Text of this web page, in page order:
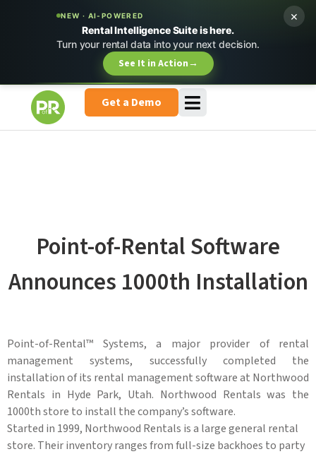
NEW · AI-POWERED
Rental Intelligence Suite is here.
Turn your rental data into your next decision.
See It in Action→
×
Get a Demo
Point-of-Rental Software
Announces 1000th Installation
Point-of-Rental™ Systems, a major provider of rental
management systems, successfully completed the
installation of its rental management software at Northwood
Rentals in Hyde Park, Utah. Northwood Rentals was the
1000th store to install the company’s software.
Started in 1999, Northwood Rentals is a large general rental
store. Their inventory ranges from full-size backhoes to party